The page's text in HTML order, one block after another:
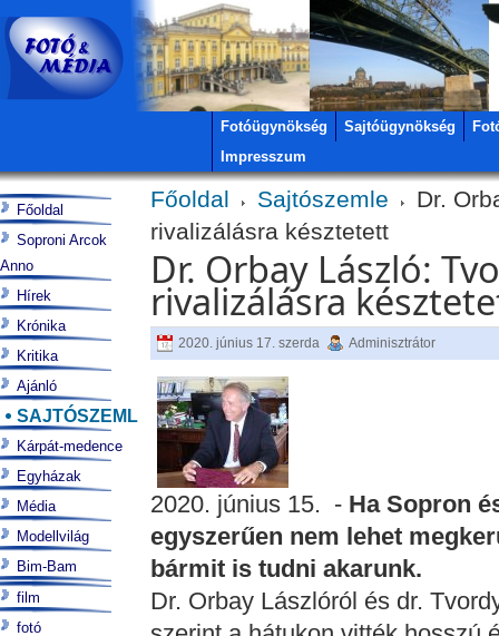
Fotóügynökség Sajtóügynökség
Impresszum
Főoldal Sajtószemle
Dr.
rivalizálásra késztetett
Dr. Orbay László:
rivalizálásra
2020. június 17. szerda Adminisztrátor
2020. június 15. - Ha Sopron
egyszerűen nem lehet
bármit is tudni akarunk.
Dr. Orbay Lászlóról és dr.
Főoldal
Soproni Arcok
Anno
Hírek
Krónika
Kritika
Ajánló
SAJTÓSZEMLE
Kárpát-medence
Egyházak
Média
Modellvilág
Bim-Bam
film
fotó